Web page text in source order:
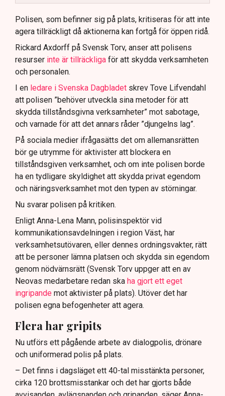
Polisen använder drönare och uniformerad polis
för att dokumentera bevis.
Samtidigt är polisarbetet komplext när det gäller
att navigera juridiska rättigheter och gränser.
Polisen, som befinner sig på plats, kritiseras för att inte
agera tillräckligt då aktionerna kan fortgå för öppen ridå.
Rickard Axdorff på Svensk Torv, anser att polisens
resurser inte är tillräckliga för att skydda verksamheten
och personalen.
I en ledare i Svenska Dagbladet skrev Tove Lifvendahl
att polisen ”behöver utveckla sina metoder för att
skydda tillståndsgivna verksamheter” mot sabotage,
och varnade för att det annars råder ”djungelns lag”.
På sociala medier ifrågasätts det om allemansrätten
bör ge utrymme för aktivister att blockera en
tillståndsgiven verksamhet, och om inte polisen borde
ha en tydligare skyldighet att skydda privat egendom
och näringsverksamhet mot den typen av störningar.
Nu svarar polisen på kritiken.
Enligt Anna-Lena Mann, polisinspektör vid
kommunikationsavdelningen i region Väst, har
verksamhetsutövaren, eller dennes ordningsvakter, rätt
att be personer lämna platsen och skydda sin egendom
genom nödvärnsrätt (Svensk Torv uppger att en av
Neovas medarbetare redan ska ha gjort ett eget
ingripande mot aktivister på plats). Utöver det har
polisen egna befogenheter att agera.
Flera har gripits
Nu utförs ett pågående arbete av dialogpolis, drönare
och uniformerad polis på plats.
– Det finns i dagsläget ett 40-tal misstänkta personer,
cirka 120 brottsmisstankar och det har gjorts både